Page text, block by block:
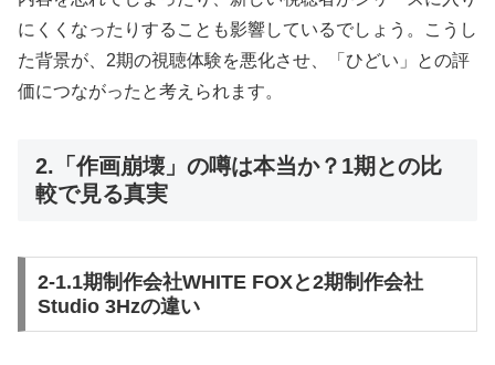
にくくなったりすることも影響しているでしょう。こうし
た背景が、2期の視聴体験を悪化させ、「ひどい」との評
価につながったと考えられます。
2.「作画崩壊」の噂は本当か？1期との比
較で見る真実
2-1.1期制作会社WHITE FOXと2期制作会社
Studio 3Hzの違い